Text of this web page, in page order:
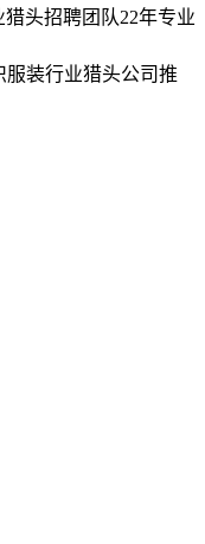
猎头招聘团队22年专业
服装行业猎头公司推